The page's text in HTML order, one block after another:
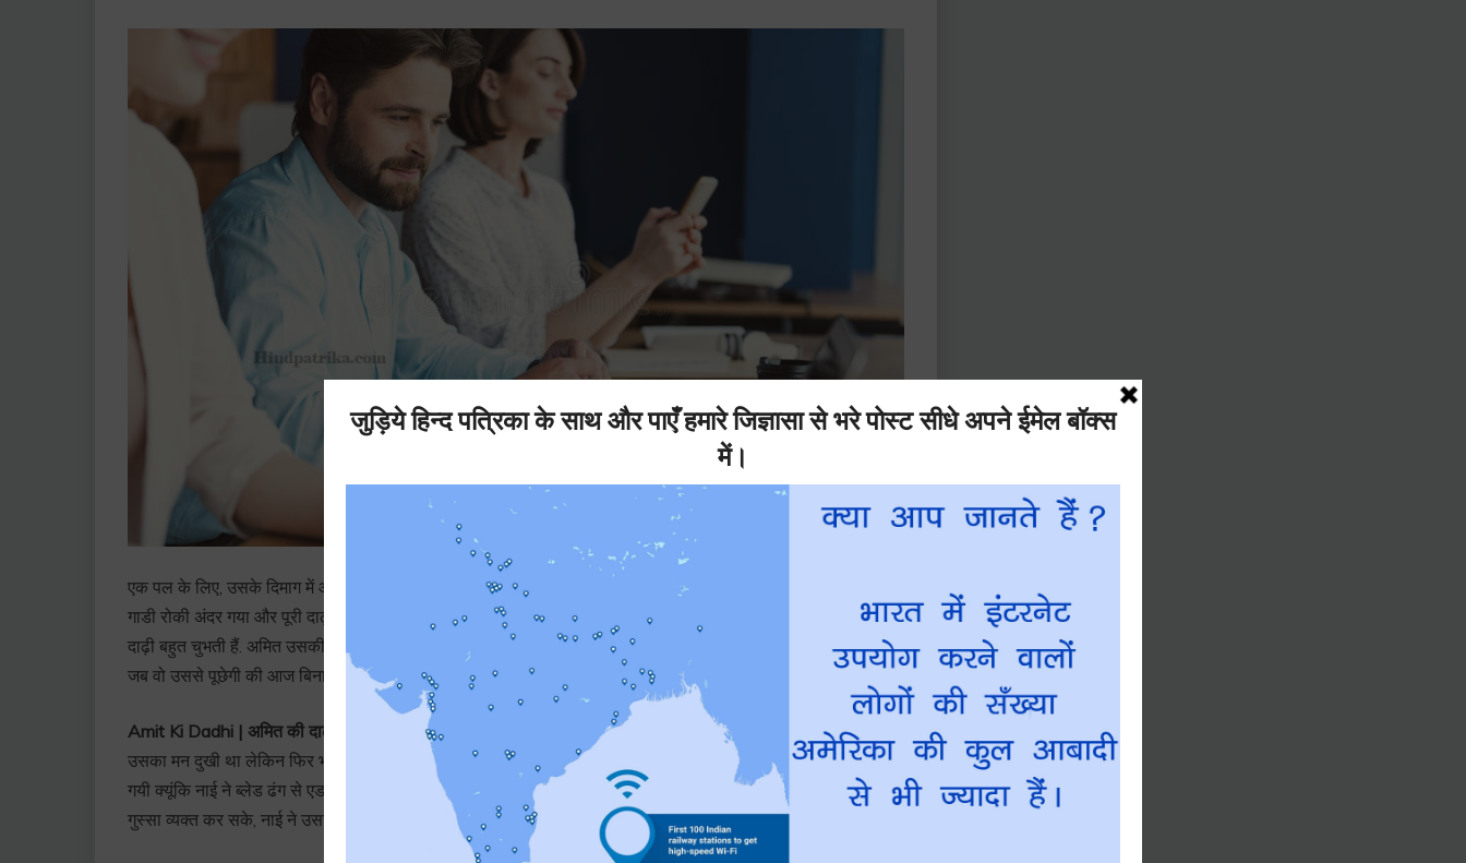
एक पल के लिए, उसके दिमाग में आया की कुछ भी हो जाए मैं दाढी नहीं काटूँगा लेकिन सामने उसे एक सलून की दूकान दिखी उसने
गाडी रोकी अंदर गया और पूरी दाढ़ी सफाचट करवाने की बात कही। क्यूंकि उसने फ़ोन पर पहले ही कह दिया था की उसे अमित की
दाढ़ी बहुत चुभती हैं. अमित उसकी बात नहीं टाल सकता था लेकिन वो साथ ही यह भी सोच रहा था की वो अंजलि को क्या जवाब देगा
जब वो उससे पूछेगी की आज बिना बोले ही दाढ़ी कैसे कटा दी.
Amit Ki Dadhi | अमित की दाढ़ी :
उसने अपनी सोच की ट्रेन को वही पटरी से उतार दिया और नाई को कहा की पूरी दाढ़ी उड़ा दो
उसका मन दुखी था लेकिन फिर भी केवल अपने प्यार के लिए वो उस कुर्सी पर बैठ गया। शावे करते हुवे उसका थुड़ी थोड़ी सी कट
गयी क्यूंकि नाई ने ब्लेड ढंग से एडजस्ट नहीं किया था. एक पल के लिए, वह गुस्सा हो गया, लेकिन इससे पहले कि वह शब्दों में अपना
गुस्सा व्यक्त कर सके, नाई ने उससे माफ़ी मांग ली तो अमित का गुस्सा उसी वक़्त शांत भी हो गया।